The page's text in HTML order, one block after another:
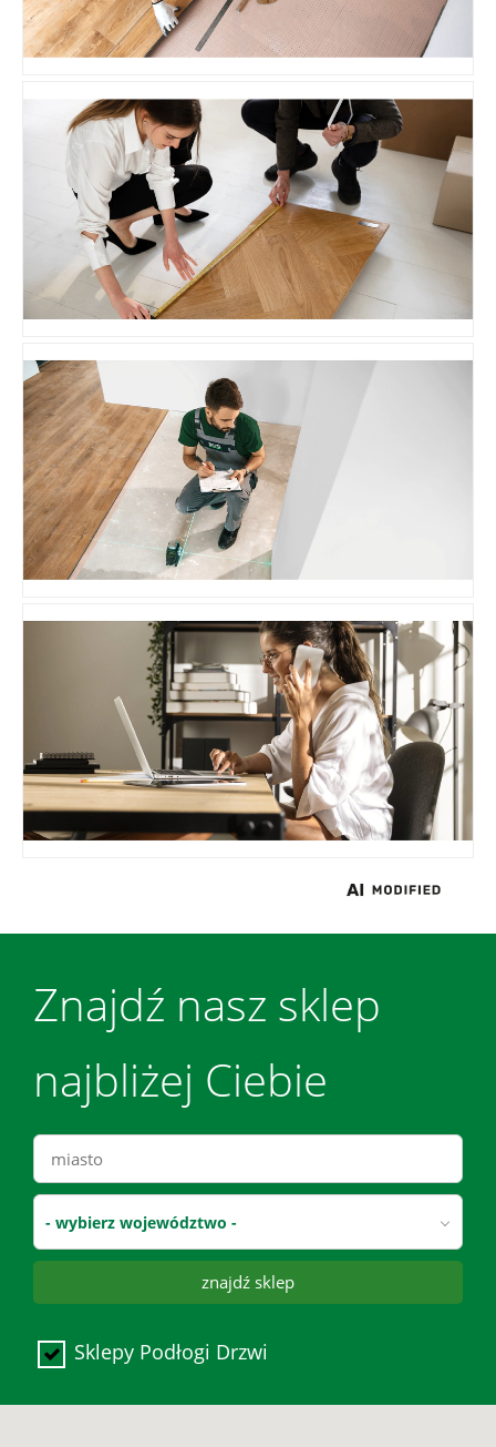
Znajdź nasz sklep
najbliżej Ciebie
- wybierz województwo -
znajdź sklep
Sklepy Podłogi Drzwi